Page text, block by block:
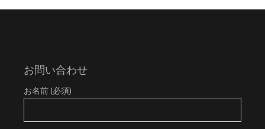
お問い合わせ
お名前 (必須)